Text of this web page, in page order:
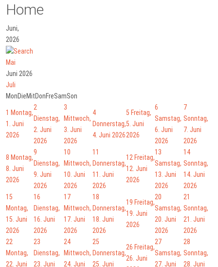
Home
Juni,
2026
Mai
Juni 2026
Juli
MonDieMitDonFreSamSon
1 Montag,
1. Juni
2026
2
Dienstag,
2. Juni
2026
3
Mittwoch,
3. Juni
2026
4
Donnerstag,
4. Juni 2026
5 Freitag,
5. Juni
2026
6
Samstag,
6. Juni
2026
7
Sonntag,
7. Juni
2026
8 Montag,
8. Juni
2026
9
Dienstag,
9. Juni
2026
10
Mittwoch,
10. Juni
2026
11
Donnerstag,
11. Juni
2026
12 Freitag,
12. Juni
2026
13
Samstag,
13. Juni
2026
14
Sonntag,
14. Juni
2026
15
Montag,
15. Juni
2026
16
Dienstag,
16. Juni
2026
17
Mittwoch,
17. Juni
2026
18
Donnerstag,
18. Juni
2026
19 Freitag,
19. Juni
2026
20
Samstag,
20. Juni
2026
21
Sonntag,
21. Juni
2026
22
Montag,
22. Juni
23
Dienstag,
23. Juni
24
Mittwoch,
24. Juni
25
Donnerstag,
25. Juni
26 Freitag,
26. Juni
27
Samstag,
27. Juni
28
Sonntag,
28. Juni